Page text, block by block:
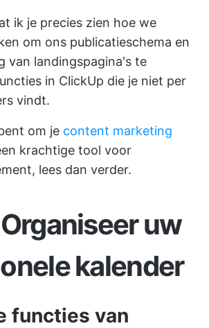
ik je precies zien hoe we
om ons publicatieschema en
van landingspagina's te
in ClickUp die je niet per
vindt.
om je content marketing
krachtige tool voor
lees dan verder.
uw
kalender
functies van